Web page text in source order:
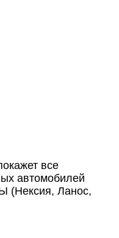
все
автомобилей
(Нексия, Ланос,